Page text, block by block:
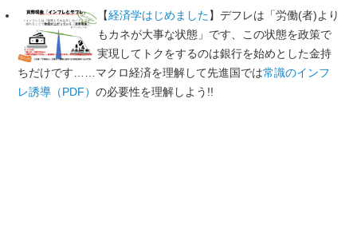
【経済学はじめました】デフレは「労働(者)より
もカネが大事な状態」です、この状態を政策で
実現してトクをするのは銀行を始めとした金持
ちだけです……マクロ経済を理解して先進国では常識のインフ
レ誘導（PDF） の必要性を理解しよう!!